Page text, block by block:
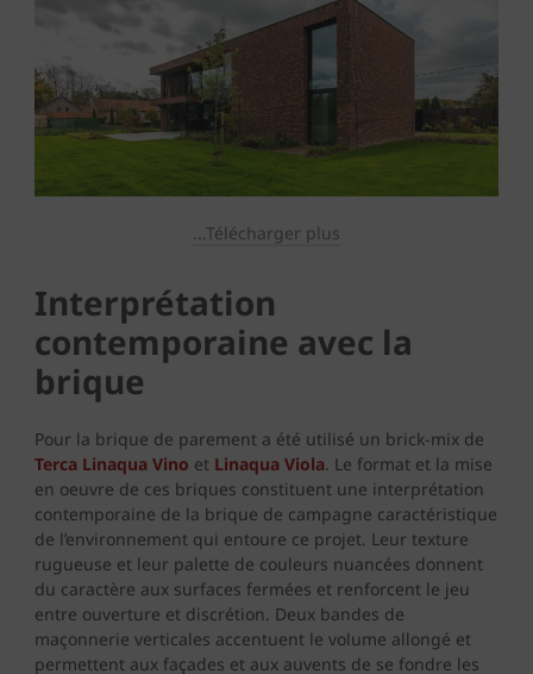
...Télécharger plus
Interprétation
contemporaine avec la
brique
Pour la brique de parement a été utilisé un brick-mix de
Terca Linaqua Vino et Linaqua Viola. Le format et la mise
en oeuvre de ces briques constituent une interprétation
contemporaine de la brique de campagne caractéristique
de l’environnement qui entoure ce projet. Leur texture
rugueuse et leur palette de couleurs nuancées donnent
du caractère aux surfaces fermées et renforcent le jeu
entre ouverture et discrétion. Deux bandes de
maçonnerie verticales accentuent le volume allongé et
permettent aux façades et aux auvents de se fondre les